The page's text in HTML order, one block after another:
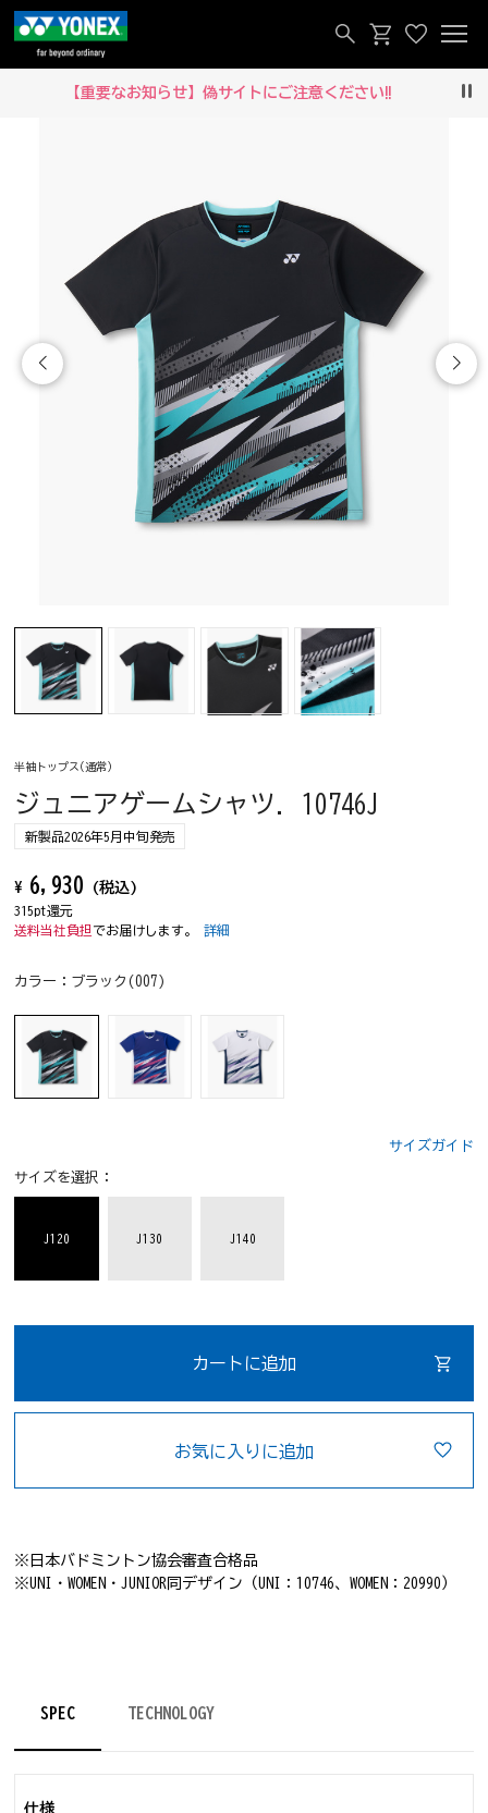
【重要なお知らせ】偽サイトにご注意ください‼
半袖トップス(通常)
ジュニアゲームシャツ. 10746J
新製品2026年5月中旬発売
¥ 6,930 (税込)
315pt還元
送料当社負担 でお届けします。詳細
カラー： ブラック(007)
サイズガイド
サイズを選択：
J120 J130 J140
カートに追加
お気に入りに追加
※日本バドミントン協会審査合格品
※UNI・WOMEN・JUNIOR同デザイン（UNI：10746、WOMEN：20990）
SPEC TECHNOLOGY
仕様